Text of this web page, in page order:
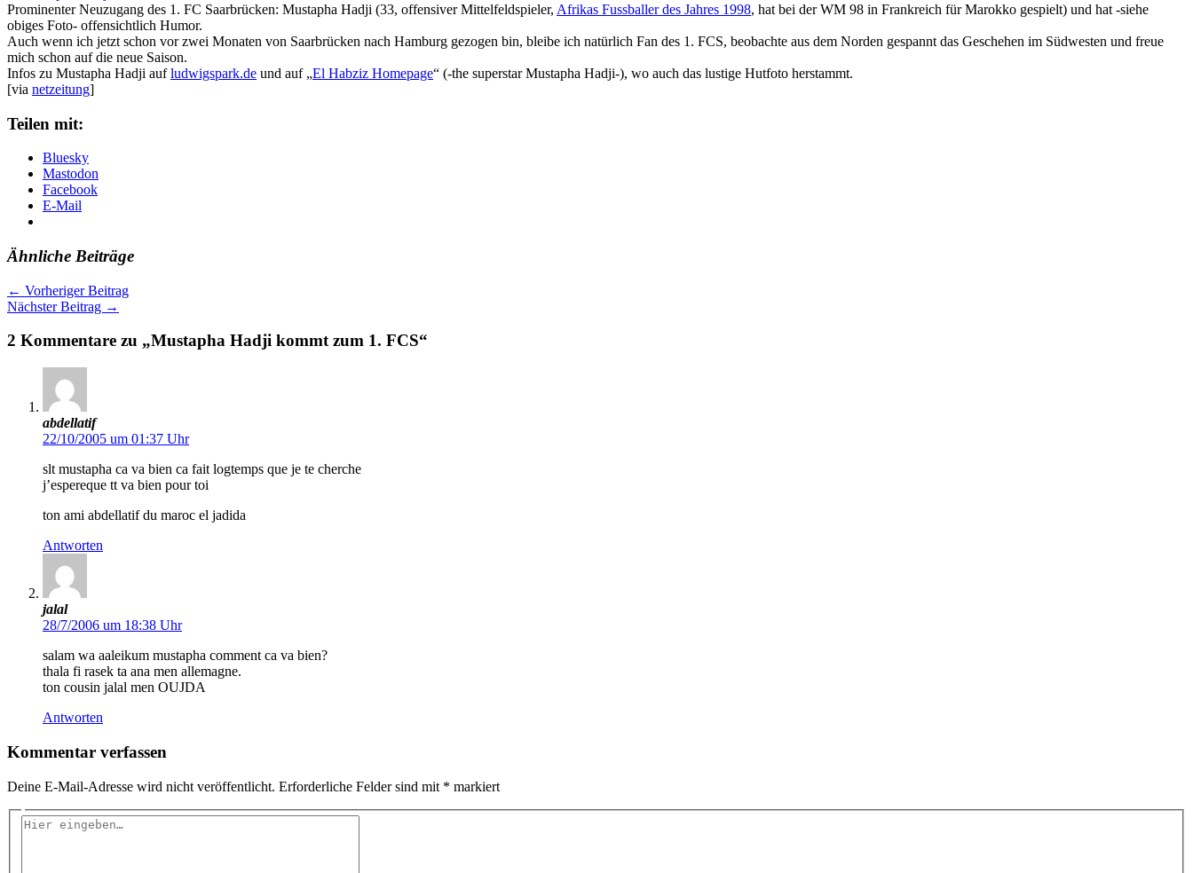
Prominenter Neuzugang des 1. FC Saarbrücken: Mustapha Hadji (33, offensiver Mittelfeldspieler, Afrikas Fussballer des Jahres 1998, hat bei der WM 98 in Frankreich für Marokko gespielt) und hat -siehe
obiges Foto- offensichtlich Humor.
Auch wenn ich jetzt schon vor zwei Monaten von Saarbrücken nach Hamburg gezogen bin, bleibe ich natürlich Fan des 1. FCS, beobachte aus dem Norden gespannt das Geschehen im Südwesten und freue
mich schon auf die neue Saison.
Infos zu Mustapha Hadji aufludwigspark.de und auf „El Habziz Homepage“ (-the superstar Mustapha Hadji-), wo auch das lustige Hutfoto herstammt.
[via netzeitung]
Teilen mit:
Bluesky
Mastodon
Facebook
E-Mail
Ähnliche Beiträge
← Vorheriger Beitrag
Nächster Beitrag →
2 Kommentare zu „Mustapha Hadji kommt zum 1. FCS“
abdellatif
22/10/2005 um 01:37 Uhr
slt mustapha ca va bien ca fait logtemps que je te cherche
j’espereque tt va bien pour toi
ton ami abdellatif du maroc el jadida
Antworten
jalal
28/7/2006 um 18:38 Uhr
salam wa aaleikum mustapha comment ca va bien?
thala fi rasek ta ana men allemagne.
ton cousin jalal men OUJDA
Antworten
Kommentar verfassen
Deine E-Mail-Adresse wird nicht veröffentlicht. Erforderliche Felder sind mit * markiert
Hier